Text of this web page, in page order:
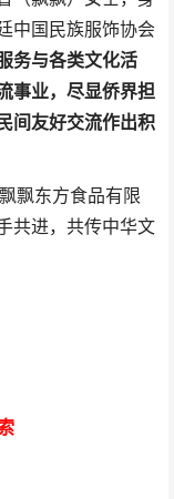
中国民族服饰协会
务与各类文化活
事业，尽显侨界担
间友好交流作出积
飘东方食品有限
共进，共传中华文